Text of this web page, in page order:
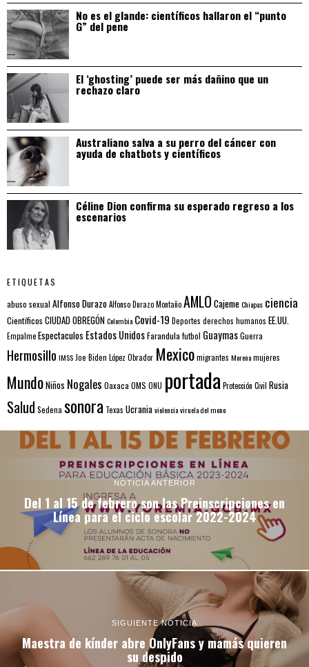
No es el glande: científicos hallaron el “punto
G” del pene
El ‘ghosting’ puede ser más dañino que un
rechazo claro
Australiano salva a su perro del cáncer con
ayuda de chatbots y científicos
Céline Dion confirma su esperado regreso a los
escenarios
ETIQUETAS
abuso sexual Alfonso DurazoAlfonso Durazo MontañoAMLO CajemeChiapas ciencia
Científicos CIUDAD OBREGÓNColombia Covid-19 Deportes derechos humanos EE.UU.
EmpalmeEspectaculos Estados UnidosFarandulafutbol GuaymasGuerra
Hermosillo IMSSJoe Biden López Obrador Mexicomigrantes Morenamujeres
MundoNiños Nogales Oaxaca OMS ONU portada Protección Civil Rusia
Salud Sedena sonora Texas Ucraniaviolenciaviruela del mono
NOTICIA ANTERIOR
Del 1 al 15 de febrero son las Preinscripciones en
Línea para el ciclo escolar 2022-2024
SIGUIENTE NOTICIA
Maestra de kínder abre OnlyFans y mamás quieren
su despido